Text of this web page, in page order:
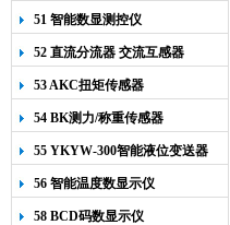
YK-218
51 智能数显测控仪
52 直流分流器 交流互感器
53 AKC扭矩传感器
54 BK测力/称重传感器
55 YKYW-300智能液位变送器
56 智能温度数显示仪
58 BCD码数显示仪